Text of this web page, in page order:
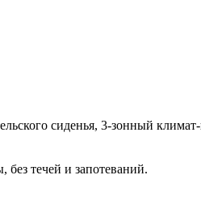
сиденья, 3-зонный
без течей и запотеваний.